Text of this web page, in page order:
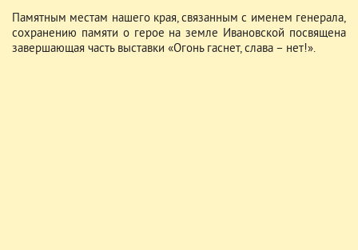
Памятным местам нашего края, связанным с именем генерала,
сохранению памяти о герое на земле Ивановской посвящена
завершающая часть выставки «Огонь гаснет, слава – нет!».